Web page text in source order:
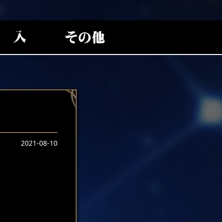
2021-08-10